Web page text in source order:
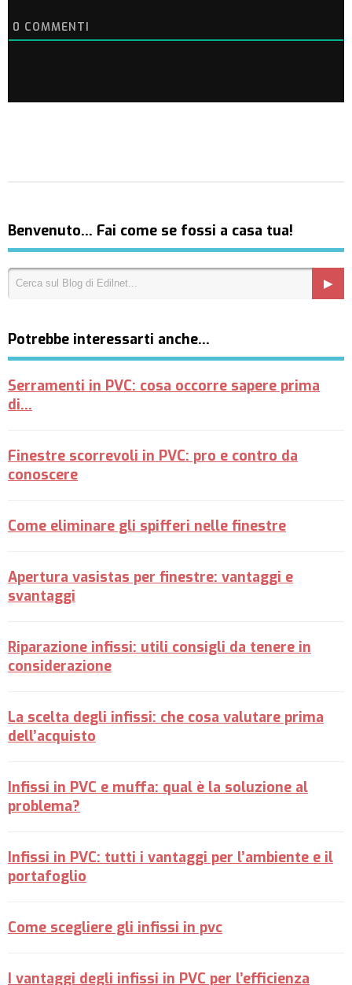
0 COMMENTI
Benvenuto… Fai come se fossi a casa tua!
Potrebbe interessarti anche…
Serramenti in PVC: cosa occorre sapere prima
di...
Finestre scorrevoli in PVC: pro e contro da
conoscere
Come eliminare gli spifferi nelle finestre
Apertura vasistas per finestre: vantaggi e
svantaggi
Riparazione infissi: utili consigli da tenere in
considerazione
La scelta degli infissi: che cosa valutare prima
dell’acquisto
Infissi in PVC e muffa: qual è la soluzione al
problema?
Infissi in PVC: tutti i vantaggi per l’ambiente e il
portafoglio
Come scegliere gli infissi in pvc
I vantaggi degli infissi in PVC per l’efficienza